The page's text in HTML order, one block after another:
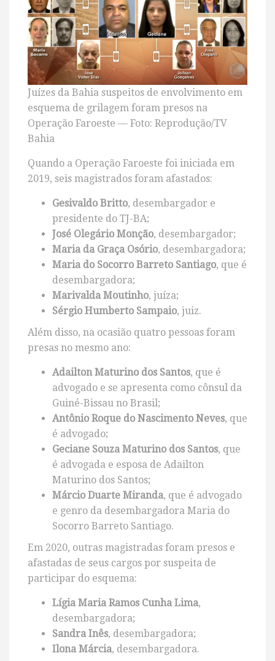
Juízes da Bahia suspeitos de envolvimento em
esquema de grilagem foram presos na
Operação Faroeste — Foto: Reprodução/TV
Bahia
Quando a Operação Faroeste foi iniciada em
2019, seis magistrados foram afastados:
Gesivaldo Britto, desembargador e
presidente do TJ-BA;
José Olegário Monção, desembargador;
Maria da Graça Osório, desembargadora;
Maria do Socorro Barreto Santiago, que é
desembargadora;
Marivalda Moutinho, juíza;
Sérgio Humberto Sampaio, juiz.
Além disso, na ocasião quatro pessoas foram
presas no mesmo ano:
Adailton Maturino dos Santos, que é
advogado e se apresenta como cônsul da
Guiné-Bissau no Brasil;
Antônio Roque do Nascimento Neves, que
é advogado;
Geciane Souza Maturino dos Santos, que
é advogada e esposa de Adailton
Maturino dos Santos;
Márcio Duarte Miranda, que é advogado
e genro da desembargadora Maria do
Socorro Barreto Santiago.
Em 2020, outras magistradas foram presos e
afastadas de seus cargos por suspeita de
participar do esquema:
Lígia Maria Ramos Cunha Lima,
desembargadora;
Sandra Inês, desembargadora;
Ilona Márcia, desembargadora.